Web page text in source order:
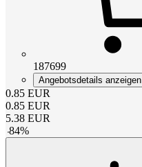
187699
Angebotsdetails anzeigen
0.85 EUR
0.85 EUR
5.38 EUR
-84%